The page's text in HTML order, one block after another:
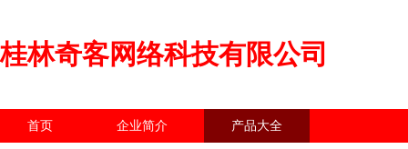
桂林奇客网络科技有限公司
首页 企业简介 产品大全